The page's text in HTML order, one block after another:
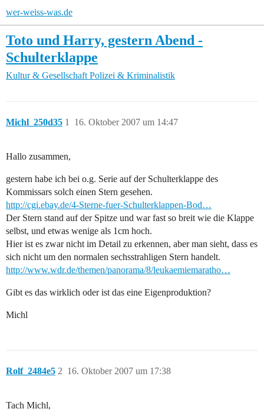
wer-weiss-was.de
Toto und Harry, gestern Abend -
Schulterklappe
Kultur & Gesellschaft Polizei & Kriminalistik
Michl_250d35 16. Oktober 2007 um 14:47
1
Hallo zusammen,
gestern habe ich bei o.g. Serie auf der Schulterklappe des
Kommissars solch einen Stern gesehen.
http://cgi.ebay.de/4-Sterne-fuer-Schulterklappen-Bod…
Der Stern stand auf der Spitze und war fast so breit wie die Klappe
selbst, und etwas wenige als 1cm hoch.
Hier ist es zwar nicht im Detail zu erkennen, aber man sieht, dass es
sich nicht um den normalen sechsstrahligen Stern handelt.
http://www.wdr.de/themen/panorama/8/leukaemiemaratho…
Gibt es das wirklich oder ist das eine Eigenproduktion?
Michl
Rolf_2484e5 16. Oktober 2007 um 17:38
2
Tach Michl,